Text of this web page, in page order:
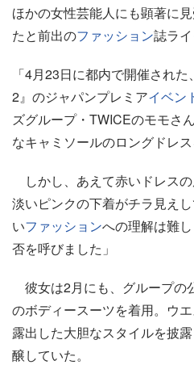
ほかの女性芸能人にも顕著に
たと前出のファッション誌ライ
「4月23日に都内で開催され
2』のジャパンプレミアイベン
ズグループ・TWICEのモモさ
なキャミソールのロングドレス
しかし、あえて赤いドレスの
淡いピンクの下着がチラ見え
いファッションへの理解は難
否を呼びました」
彼女は2月にも、グループの
のボディースーツを着用。ウ
露出した大胆なスタイルを披
醸していた。